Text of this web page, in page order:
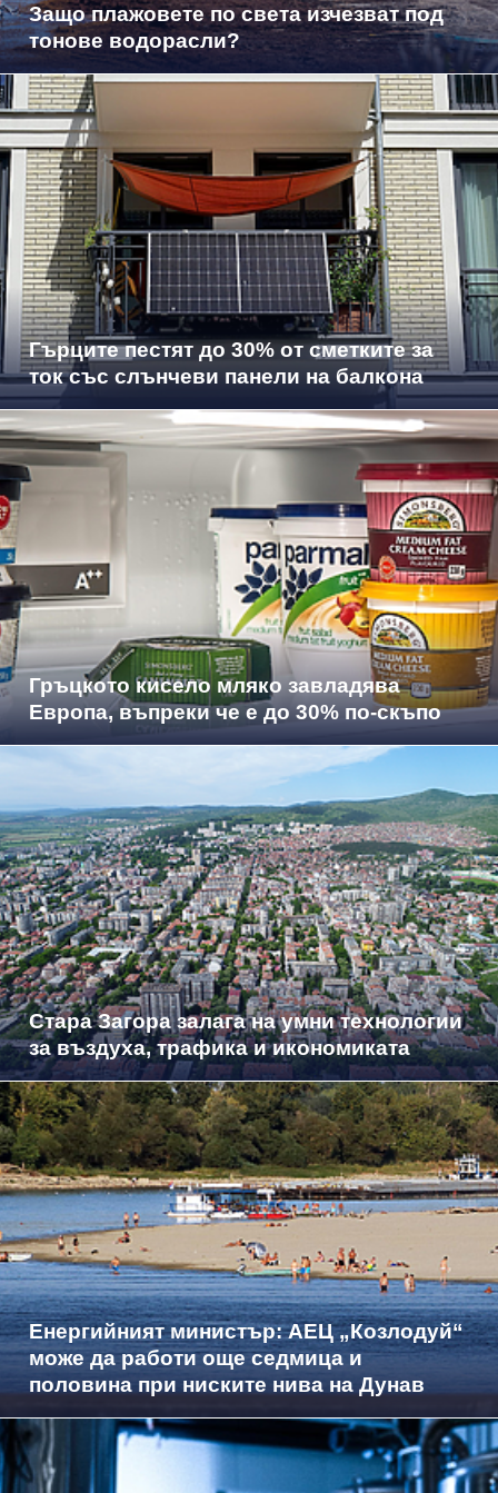
Защо плажовете по света изчезват под
тонове водорасли?
Гърците пестят до 30% от сметките за
ток със слънчеви панели на балкона
Гръцкото кисело мляко завладява
Европа, въпреки че е до 30% по-скъпо
Стара Загора залага на умни технологии
за въздуха, трафика и икономиката
Енергийният министър: АЕЦ „Козлодуй“
може да работи още седмица и
половина при ниските нива на Дунав